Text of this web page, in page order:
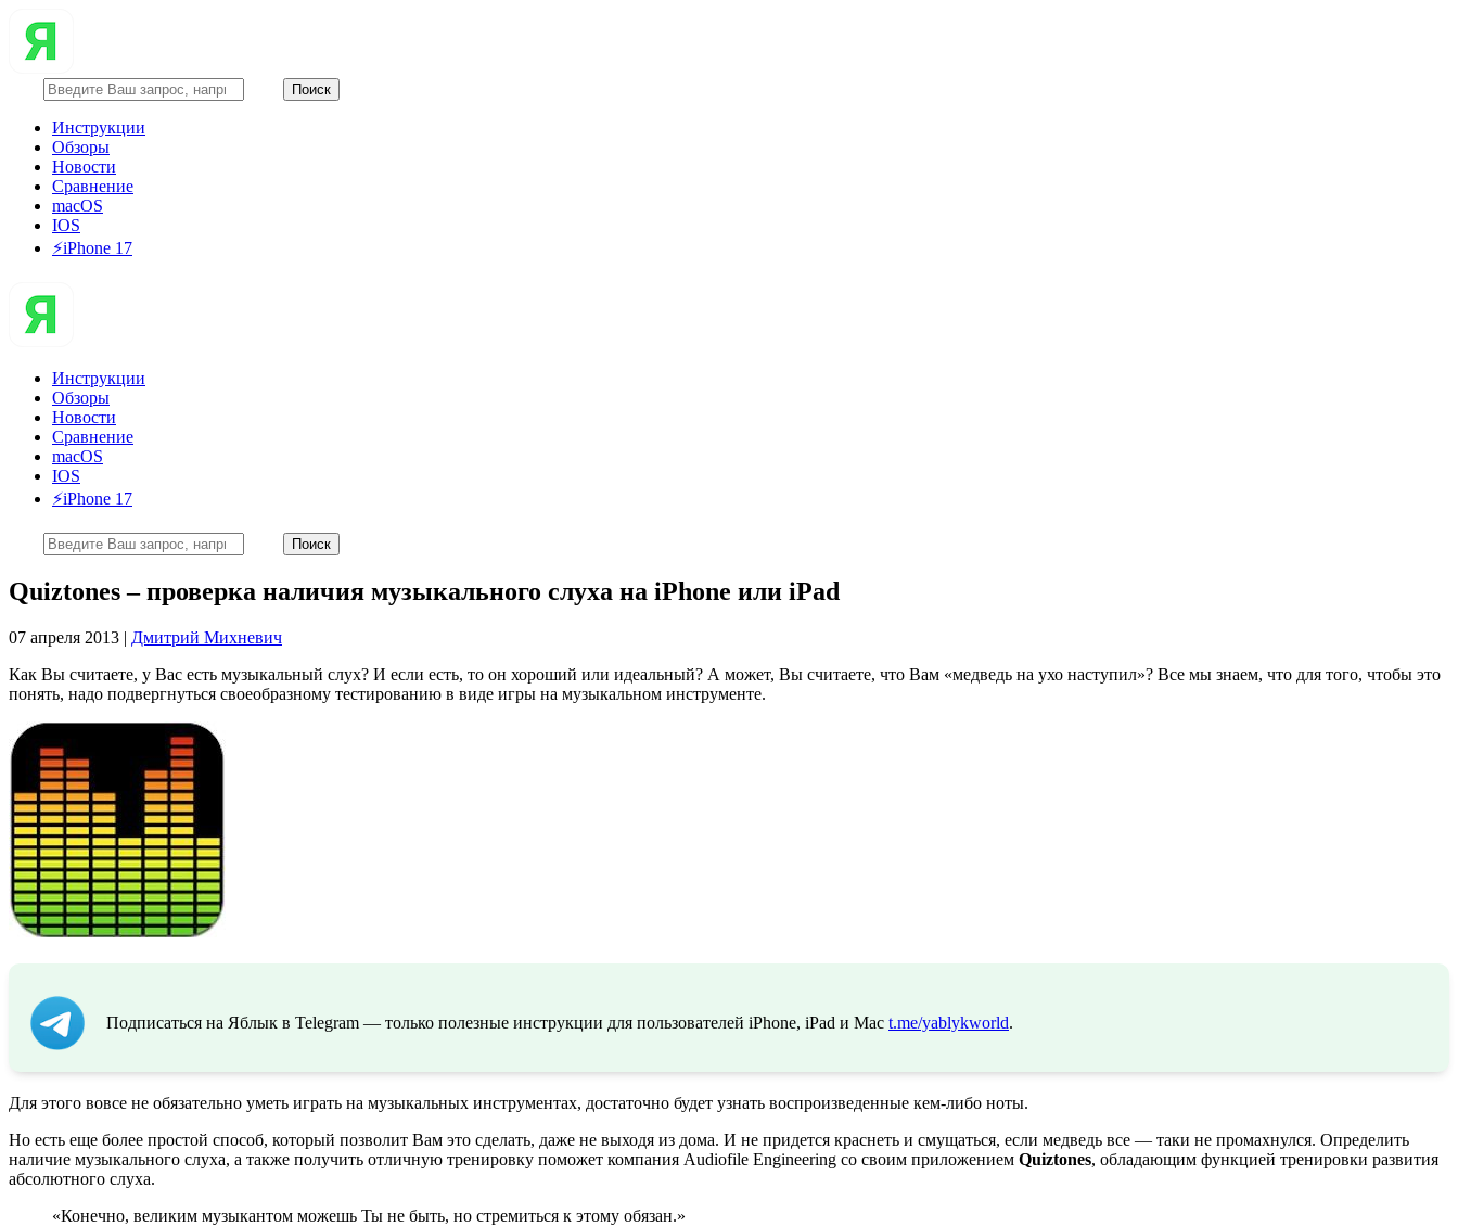
Инструкции
Обзоры
Новости
Сравнение
macOS
IOS
⚡️iPhone 17
Инструкции
Обзоры
Новости
Сравнение
macOS
IOS
⚡️iPhone 17
Quiztones – проверка наличия музыкального слуха на iPhone или iPad
07 апреля 2013 | Дмитрий Михневич
Как Вы считаете, у Вас есть музыкальный слух? И если есть, то он хороший или идеальный? А может, Вы считаете, что Вам «медведь на ухо наступил»? Все мы знаем, что для того, чтобы это
понять, надо подвергнуться своеобразному тестированию в виде игры на музыкальном инструменте.
Подписаться на Яблык в Telegram — только полезные инструкции для пользователей iPhone, iPad и Mac t.me/yablykworld.
Для этого вовсе не обязательно уметь играть на музыкальных инструментах, достаточно будет узнать воспроизведенные кем-либо ноты.
Но есть еще более простой способ, который позволит Вам это сделать, даже не выходя из дома. И не придется краснеть и смущаться, если медведь все — таки не промахнулся. Определить
наличие музыкального слуха, а также получить отличную тренировку поможет компания Audiofile Engineering со своим приложением Quiztones, обладающим функцией тренировки развития
абсолютного слуха.
«Конечно, великим музыкантом можешь Ты не быть, но стремиться к этому обязан.»